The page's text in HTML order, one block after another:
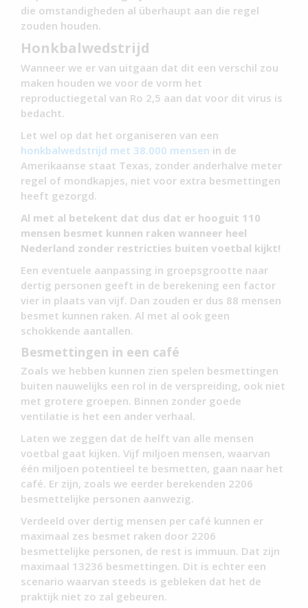
die omstandigheden al überhaupt aan die regel
zouden houden.
Honkbalwedstrijd
Wanneer we er van uitgaan dat dit een verschil zou
maken houden we voor de vorm het
reproductiegetal van Ro 2,5 aan dat voor dit virus is
bedacht.
Let wel op dat het organiseren van een
honkbalwedstrijd met 38.000 mensen in de
Amerikaanse staat Texas, zonder anderhalve meter
regel of mondkapjes, niet voor extra besmettingen
heeft gezorgd.
Al met al betekent dat dus dat er hooguit 110
mensen besmet kunnen raken wanneer heel
Nederland zonder restricties buiten voetbal kijkt!
Een eventuele aanpassing in groepsgrootte naar
dertig personen geeft in de berekening een factor
vier in plaats van vijf. Dan zouden er dus 88 mensen
besmet kunnen raken. Al met al ook geen
schokkende aantallen.
Besmettingen in een café
Zoals we hebben kunnen zien spelen besmettingen
buiten nauwelijks een rol in de verspreiding, ook niet
met grotere groepen. Binnen zonder goede
ventilatie is het een ander verhaal.
Laten we zeggen dat de helft van alle mensen
voetbal gaat kijken. Vijf miljoen mensen, waarvan
één miljoen potentieel te besmetten, gaan naar het
café. Er zijn, zoals we eerder berekenden 2206
besmettelijke personen aanwezig.
Verdeeld over dertig mensen per café kunnen er
maximaal zes besmet raken door 2206
besmettelijke personen, de rest is immuun. Dat zijn
maximaal 13236 besmettingen. Dit is echter een
scenario waarvan steeds is gebleken dat het de
praktijk niet zo zal gebeuren.